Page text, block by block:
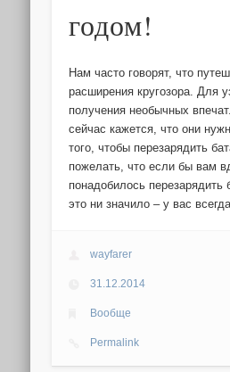
годом!
Нам часто говорят, что
расширения кругозора. Для
получения необычных
сейчас кажется, что они
того, чтобы перезарядить
пожелать, что если бы вам
понадобилось перезарядить
это ни значило – у вас
wayfarer
31.12.2014
Вообще
Permalink